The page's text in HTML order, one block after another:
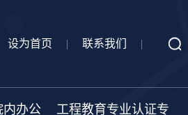
设为首页 | 联系我们 |
内办公 工程教育专业认证专